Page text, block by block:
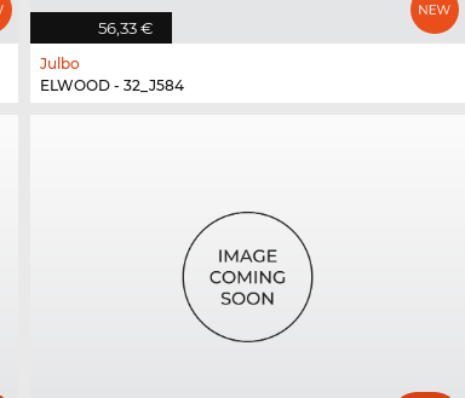
56,33 €
Julbo
ELWOOD - 32_J584